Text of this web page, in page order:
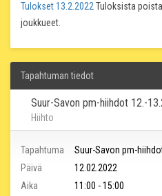
Tulokset 13.2.2022 Tuloksista
joukkueet.
Tapahtuman tiedot
Suur-Savon pm-hiihdot 12.-
Hiihto
Tapahtuma
Suur-Savon pm-
Päivä
12.02.2022
Aika
11:00 - 15:00